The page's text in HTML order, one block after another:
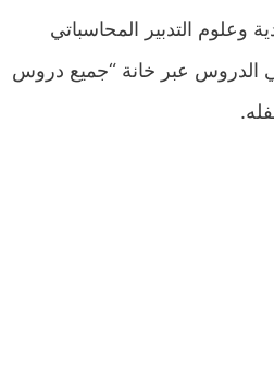
وعلوم التدبير المحاسباتي
الدروس عبر خانة “جميع دروس